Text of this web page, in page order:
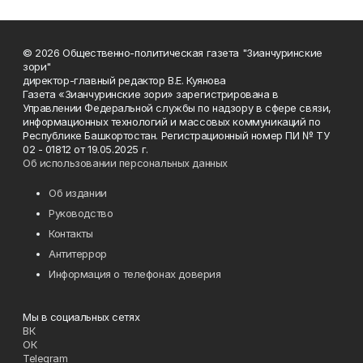
© 2026 Общественно-политическая газета "Зианчуринские
зори"
директор-главный редактор В.Е. Куянова
Газета «Зианчуринские зори» зарегистрирована в
Управлении Федеральной службы по надзору в сфере связи,
информационных технологий и массовых коммуникаций по
Республике Башкортостан. Регистрационный номер ПИ № ТУ
02 - 01812 от 19.05.2025 г.
Об использовании персональных данных
Об издании
Руководство
Контакты
Антитеррор
Информация о телефонах доверия
Мы в социальных сетях
ВК
ОК
Telegram